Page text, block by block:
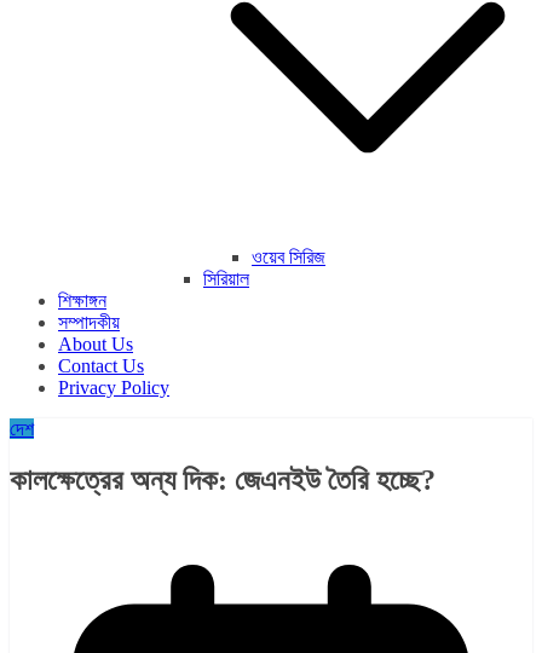
ওয়েব সিরিজ
সিরিয়াল
শিক্ষাঙ্গন
সম্পাদকীয়
About Us
Contact Us
Privacy Policy
দেশ
কালক্ষেত্রের অন্য দিক: জেএনইউ তৈরি হচ্ছে?